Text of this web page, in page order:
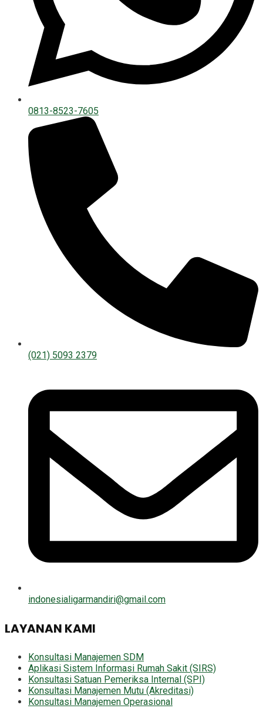
0813-8523-7605
(021) 5093 2379
indonesialigarmandiri@gmail.com
LAYANAN KAMI
Konsultasi Manajemen SDM
Aplikasi Sistem Informasi Rumah Sakit (SIRS)
Konsultasi Satuan Pemeriksa Internal (SPI)
Konsultasi Manajemen Mutu (Akreditasi)
Konsultasi Manajemen Operasional